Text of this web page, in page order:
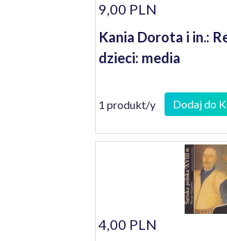
9,00 PLN
Kania Dorota i in.:
dzieci: media
1 produkt/y Dodaj do
4,00 PLN